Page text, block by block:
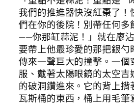
我們的推進器快沒紅棗了！
們在你的後院！別帶任何多
——你那缸蒜泥！」就在廖
要帶上他最珍愛的那把銀勺
傳來一聲巨大的撞擊。一個
服、戴著太陽眼鏡的太空吉
的破洞鑽進來。它的背上揹
瓦斯桶的東西，桶上用毛筆